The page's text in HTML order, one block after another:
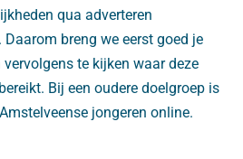
qua adverteren
breng we eerst goed je
te kijken waar deze
Bij een oudere doelgroep is
jongeren online.